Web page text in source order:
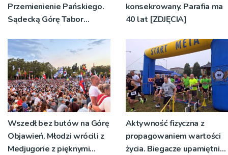
Przemienienie Pańskiego.
Sądecką Górę Tabor
pielgrzymów
konsekrowany. Parafia ma
40 lat [ZDJĘCIA]
Wszedł bez butów na Górę
Objawień. Młodzi wrócili z
Medjugorie z pięknymi
Aktywność fizyczna z
propagowaniem wartości
życia. Biegacze upamiętnili